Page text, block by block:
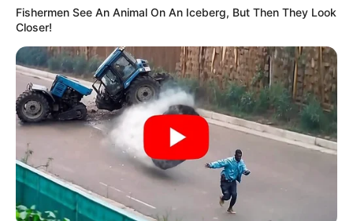
A direção da CONACS tem trabalhado muito para garantir a
Fishermen See An Animal On An Iceberg, But Then They Look
Closer!